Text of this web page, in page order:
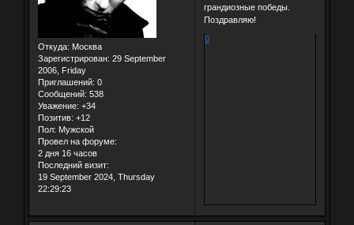
Откуда: Москва
Зарегистрирован: 29 September
2006, Friday
Приглашений: 0
Сообщений: 538
Уважение: +34
Позитив: +12
Пол: Мужской
Провел на форуме:
2 дня 16 часов
Последний визит:
19 September 2024, Thursday
22:29:23
грандиозные победы.
Поздравляю!
0